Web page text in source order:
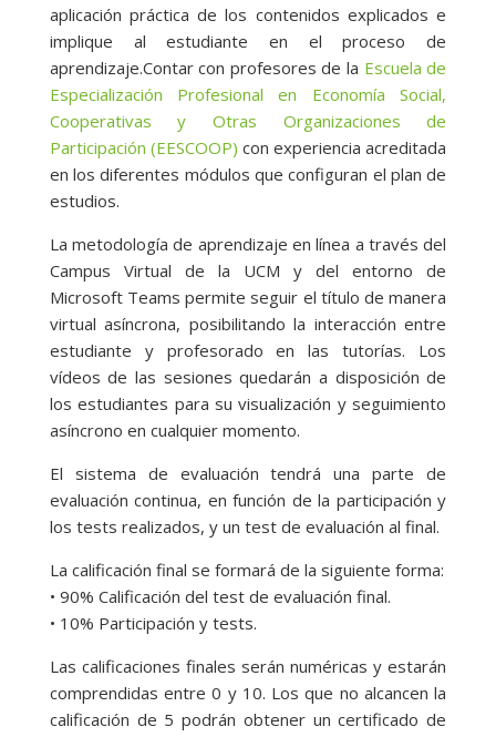
aplicación práctica de los contenidos explicados e
implique al estudiante en el proceso de
aprendizaje.Contar con profesores de la Escuela de
Especialización Profesional en Economía Social,
Cooperativas y Otras Organizaciones de
Participación (EESCOOP) con experiencia acreditada
en los diferentes módulos que configuran el plan de
estudios.
La metodología de aprendizaje en línea a través del
Campus Virtual de la UCM y del entorno de
Microsoft Teams permite seguir el título de manera
virtual asíncrona, posibilitando la interacción entre
estudiante y profesorado en las tutorías. Los
vídeos de las sesiones quedarán a disposición de
los estudiantes para su visualización y seguimiento
asíncrono en cualquier momento.
El sistema de evaluación tendrá una parte de
evaluación continua, en función de la participación y
los tests realizados, y un test de evaluación al final.
La calificación final se formará de la siguiente forma:
• 90% Calificación del test de evaluación final.
• 10% Participación y tests.
Las calificaciones finales serán numéricas y estarán
comprendidas entre 0 y 10. Los que no alcancen la
calificación de 5 podrán obtener un certificado de